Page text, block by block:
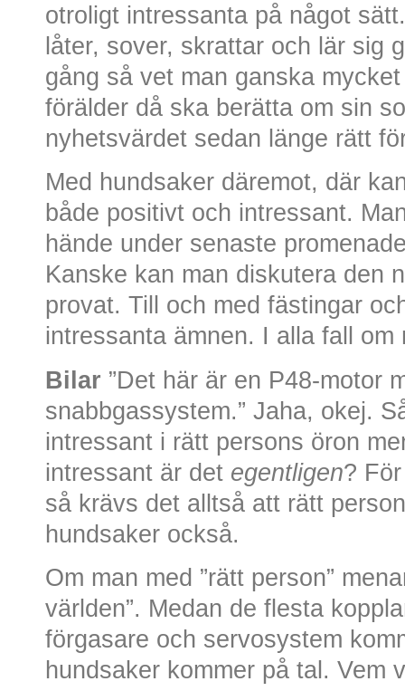
otroligt intressanta på något
låter, sover, skrattar och lär sig
gång så vet man ganska
förälder då ska berätta om sin
nyhetsvärdet sedan länge rätt
Med hundsaker däremot, där
både positivt och intressant.
hände under senaste
Kanske kan man diskutera den
provat. Till och med fästingar
intressanta ämnen. I alla fall om
Bilar ”Det här är en P48-motor
snabbgassystem.” Jaha, okej.
intressant i rätt persons öron
intressant är det egentligen?
så krävs det alltså att rätt
hundsaker också.
Om man med ”rätt person”
världen”. Medan de flesta
förgasare och servosystem
hundsaker kommer på tal. Vem